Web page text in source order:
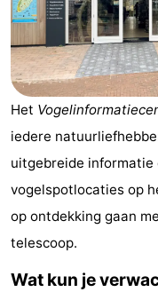
Burg
Den
Hoorn
-
De
Cocksdorp
-
De
-
De
Waal
-
Oosterend
Natuur
Mooiste
Het
iedere
uitgebreide informatie
vogelspotlocaties op
op ontdekking gaan
telescoop.
Wat kun je